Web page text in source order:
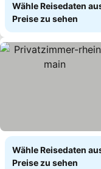
Wähle Reisedaten
Preise zu sehen
Wähle Reisedaten
Preise zu sehen